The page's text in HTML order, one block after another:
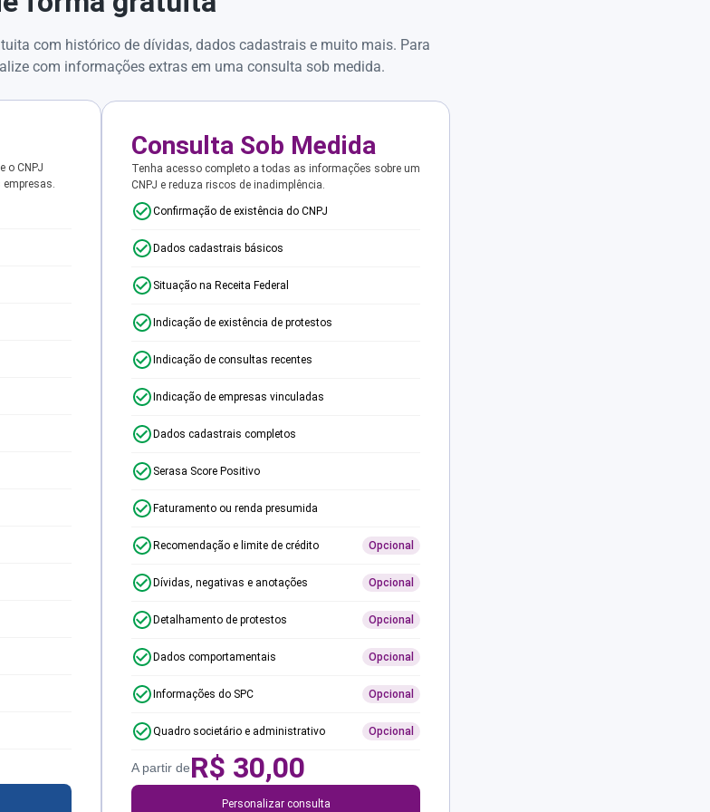
com histórico de dívidas, dados cadastrais e muito mais. Para
com informações extras em uma consulta sob medida.
o CNPJ
Consulta Sob Medida
Tenha acesso completo a todas as informações sobre um
CNPJ e reduza riscos de inadimplência.
Confirmação de existência do CNPJ
Dados cadastrais básicos
Situação na Receita Federal
Indicação de existência de protestos
Indicação de consultas recentes
Indicação de empresas vinculadas
Dados cadastrais completos
Serasa Score Positivo
Faturamento ou renda presumida
Recomendação e limite de crédito Opcional
Dívidas, negativas e anotações Opcional
Detalhamento de protestos Opcional
Dados comportamentais Opcional
Informações do SPC Opcional
Quadro societário e administrativo Opcional
A partir deR$ 30,00
Personalizar consulta